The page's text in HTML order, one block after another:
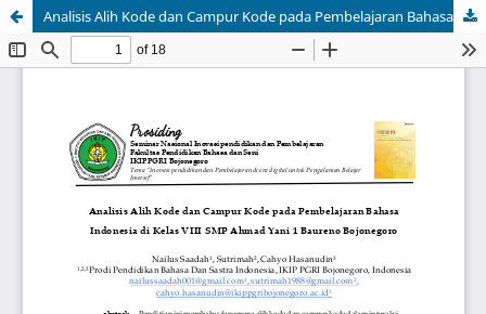
Analisis Alih Kode dan Campur Kode pada Pembelajaran Bahasa Indonesia di Kelas VIII SMP Ahmad Yani 1 Baureno Bojonegoro